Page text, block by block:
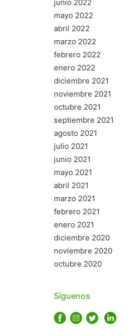
junio 2022
mayo 2022
abril 2022
marzo 2022
febrero 2022
enero 2022
diciembre 2021
noviembre 2021
octubre 2021
septiembre 2021
agosto 2021
julio 2021
junio 2021
mayo 2021
abril 2021
marzo 2021
febrero 2021
enero 2021
diciembre 2020
noviembre 2020
octubre 2020
Síguenos